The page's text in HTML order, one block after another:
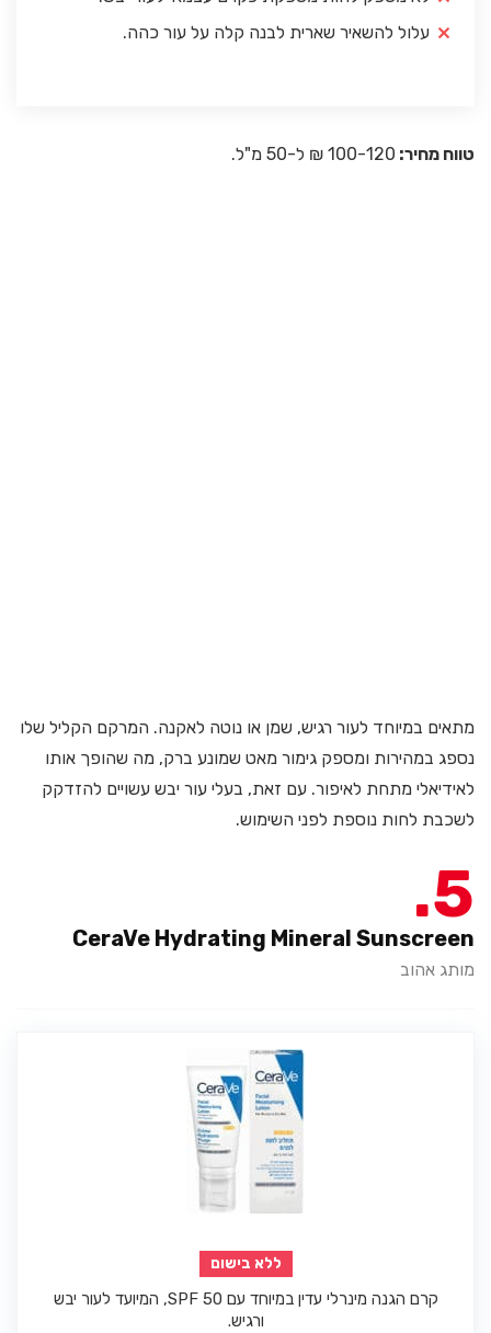
עלול להשאיר שארית לבנה קלה על עור כהה.
טווח מחיר: 100-120 ₪ ל-50 מ"ל.
מתאים במיוחד לעור רגיש, שמן או נוטה לאקנה. המרקם הקליל שלו
נספג במהירות ומספק גימור מאט שמונע ברק, מה שהופך אותו
לאידיאלי מתחת לאיפור. עם זאת, בעלי עור יבש עשויים להזדקק
לשכבת לחות נוספת לפני השימוש.
5
CeraVe Hydrating Mineral Sunscreen
מותג אהוב
ללא בישום
קרם הגנה מינרלי עדין במיוחד עם SPF 50, המיועד לעור יבש
ורגיש.